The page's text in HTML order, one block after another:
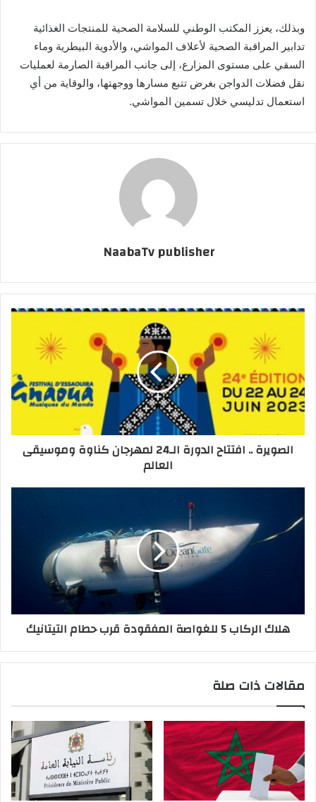
وبذلك، يعزز المكتب الوطني للسلامة الصحية للمنتجات الغذائية
تدابير المراقبة الصحية لأعلاف المواشي، والأدوية البيطرية وماء
السقي على مستوى المزارع، إلى جانب المراقبة الصارمة لعمليات
نقل فضلات الدواجن بغرض تتبع مسارها ووجهتها، والوقاية من أي
استعمال تدليسي خلال تسمين المواشي.
NaabaTv publisher
الصويرة .. افتتاح الدورة الـ24 لمهرجان كناوة وموسيقى
العالم
هلاك الركاب 5 للغواصة المفقودة قرب حطام التيتانيك
مقالات ذات صلة